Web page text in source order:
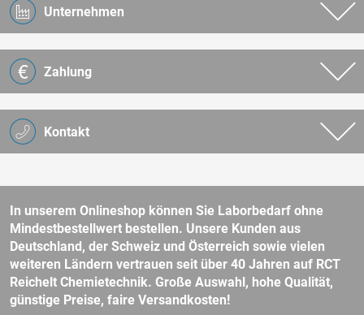
Kontakt
Unternehmen
Zahlung
In unserem Onlineshop können Sie Laborbedarf ohne
Mindestbestellwert bestellen. Unsere Kunden aus
Deutschland, der Schweiz und Österreich sowie vielen
weiteren Ländern vertrauen seit über 40 Jahren auf RCT
Reichelt Chemietechnik. Große Auswahl, hohe Qualität,
günstige Preise, faire Versandkosten!